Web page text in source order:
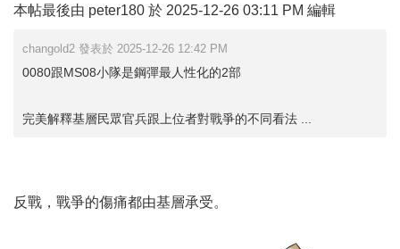
本帖最後由 peter180 於 2025-12-26 03:11 PM 編輯
changold2 發表於 2025-12-26 12:42 PM
0080跟MS08小隊是鋼彈最人性化的2部
完美解釋基層民眾官兵跟上位者對戰爭的不同看法 ...
反戰，戰爭的傷痛都由基層承受。